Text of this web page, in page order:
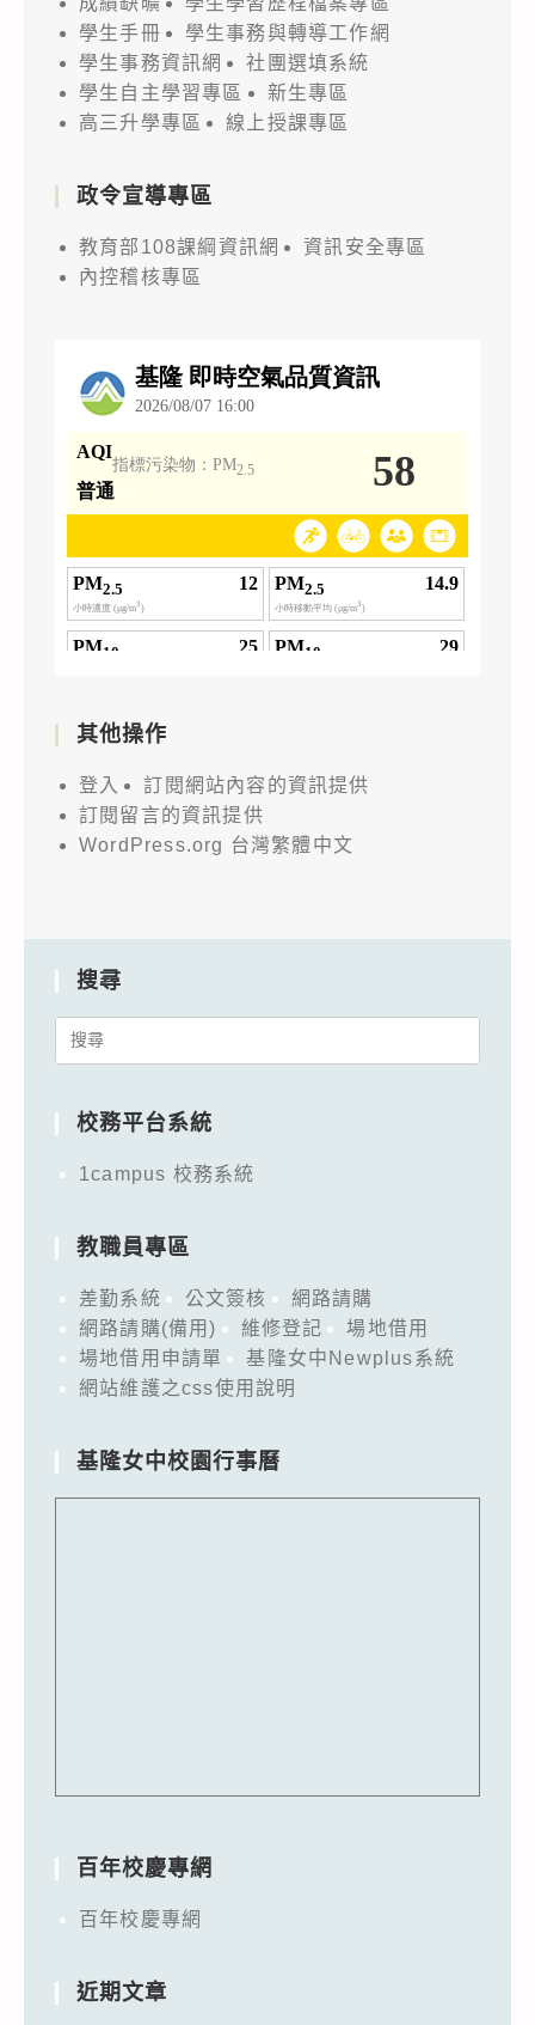
學生手冊
學生事務與轉導工作網
學生事務資訊網
社團選填系統
學生自主學習專區
新生專區
高三升學專區
線上授課專區
政令宣導專區
教育部108課綱資訊網
資訊安全專區
內控稽核專區
其他操作
登入
訂閱網站內容的資訊提供
訂閱留言的資訊提供
WordPress.org 台灣繁體中文
搜尋
Search
校務平台系統
1campus 校務系統
教職員專區
差勤系統 公文簽核
網路請購
網路請購(備用)
維修登記
場地借用
場地借用申請單
基隆女中Newplus系統
網站維護之css使用說明
基隆女中校園行事曆
百年校慶專網
百年校慶專網
近期文章